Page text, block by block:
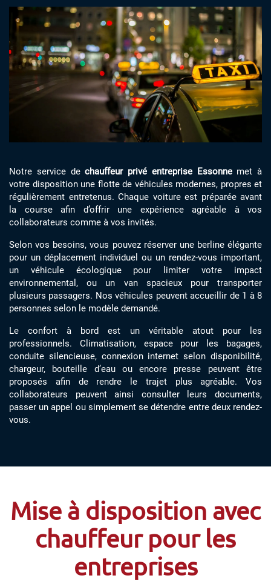
Notre service dechauffeur privé entreprise Essonnemet à
votre disposition une flotte de véhicules modernes, propres et
régulièrement entretenus. Chaque voiture est préparée avant
la course afin d’offrir une expérience agréable à vos
collaborateurs comme à vos invités.
Selon vos besoins, vous pouvez réserver une berline élégante
pour un déplacement individuel ou un rendez-vous important,
un véhicule écologique pour limiter votre impact
environnemental, ou un van spacieux pour transporter
plusieurs passagers. Nos véhicules peuvent accueillir de 1 à 8
personnes selon le modèle demandé.
Le confort à bord est un véritable atout pour les
professionnels. Climatisation, espace pour les bagages,
conduite silencieuse, connexion internet selon disponibilité,
chargeur, bouteille d’eau ou encore presse peuvent être
proposés afin de rendre le trajet plus agréable. Vos
collaborateurs peuvent ainsi consulter leurs documents,
passer un appel ou simplement se détendre entre deux rendez-
vous.
Mise à disposition avec
chauffeur pour les
entreprises